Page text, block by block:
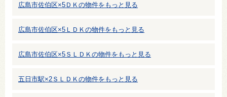
広島市佐伯区×5ＤＫの物件をもっと見る
広島市佐伯区×5ＬＤＫの物件をもっと見る
広島市佐伯区×5ＳＬＤＫの物件をもっと見る
五日市駅×2ＳＬＤＫの物件をもっと見る